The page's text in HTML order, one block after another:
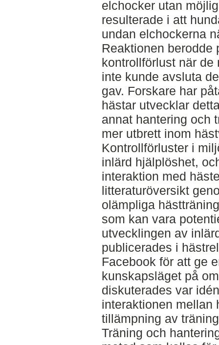
elchocker utan
resulterade i att
undan elchockerna
Reaktionen berodde
kontrollförlust när de
inte kunde avsluta
gav. Forskare har
hästar utvecklar
annat hantering och
mer utbrett inom
Kontrollförluster i
inlärd hjälplöshet,
interaktion med
litteraturöversikt
olämpliga
som kan vara
utvecklingen av
publicerades i
Facebook för att ge
kunskapsläget på
diskuterades var
interaktionen mellan
tillämpning av
Träning och